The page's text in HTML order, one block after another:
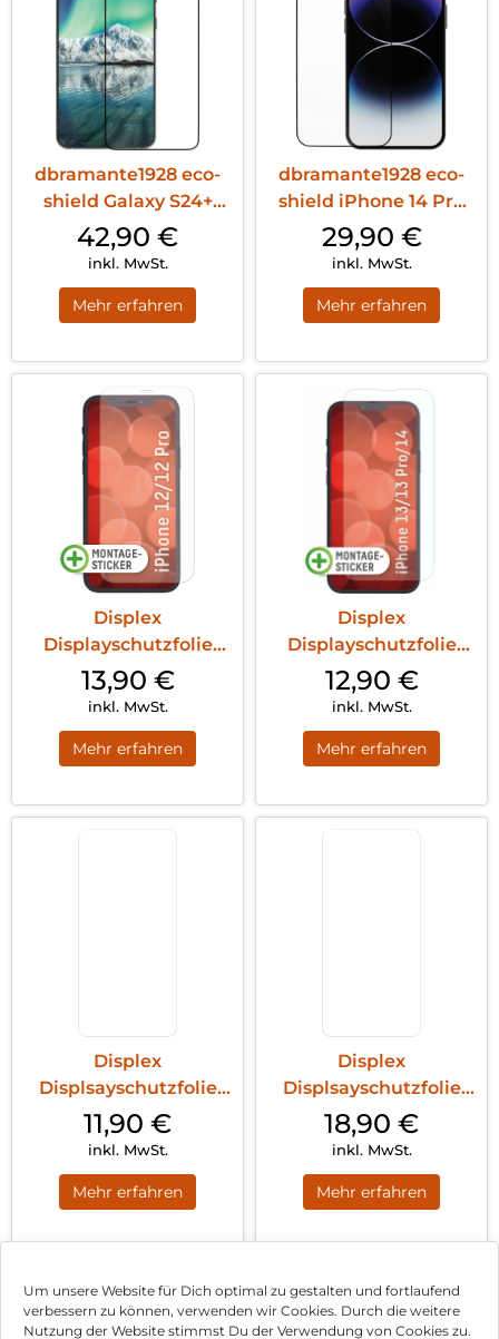
Um unsere Website für Dich optimal zu gestalten und fortlaufend
verbessern zu können, verwenden wir Cookies. Durch die weitere
Nutzung der Website stimmst Du der Verwendung von Cookies zu.
dbramante1928 eco-
shield Galaxy S24+
Schwarz
42,90 €
inkl. MwSt.
Mehr erfahren
dbramante1928 eco-
shield iPhone 14 Pro
Schwarz
29,90 €
inkl. MwSt.
Mehr erfahren
Displex
Displayschutzfolie
(9H) iPhone 12/12 Pro
Transparent
13,90 €
inkl. MwSt.
Mehr erfahren
Displex
Displayschutzfolie
(9H) iPhone 13
Pro/14/13 Transparent
12,90 €
inkl. MwSt.
Mehr erfahren
Displex
Displsayschutzfolie
(9H) Galaxy S24
Transparent
11,90 €
inkl. MwSt.
Mehr erfahren
Displex
Displsayschutzfolie
(9H) Galaxy S24+
Transparent
18,90 €
inkl. MwSt.
Mehr erfahren
1 2 3 4 Nächste